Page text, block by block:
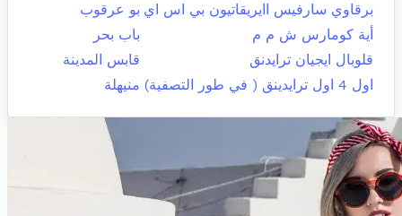
برقاوي سارفيس اايريقاتيون بي اس اي بو عرقوب
أية كومارس ش م م
باب بحر
قلوبال ايجيان ترايدنق
قابس المدينة
اول 4 اول ترايدينق ( في طور التصفية)
منيهلة